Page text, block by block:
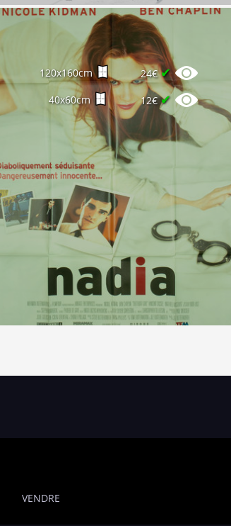
120x160cm 24€✔
40x60cm 12€✔
VENDRE